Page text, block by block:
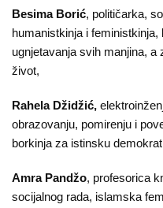
Besima Borić, političarka,
humanistkinja i
ugnjetavanja svih manjina,
život,
Rahela Džidžić,
obrazovanju, pomirenju i
borkinja za istinsku
Amra Pandžo, profesorica
socijalnog rada, islamska